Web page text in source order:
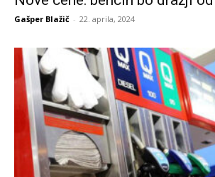
Gašper Blažič - 22. aprila, 2024